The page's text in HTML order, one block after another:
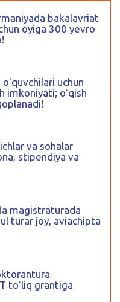
bakalavriat
oyiga 300 yevro
uchun
imkoniyati; oʻqish
va sohalar
stipendiya va
magistraturada
turar joy, aviachipta
toʻliq grantiga